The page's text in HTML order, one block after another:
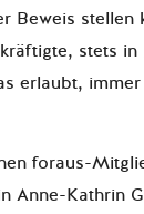
Beweis stellen
stets in
erlaubt,
foraus-
Anne-Kathrin